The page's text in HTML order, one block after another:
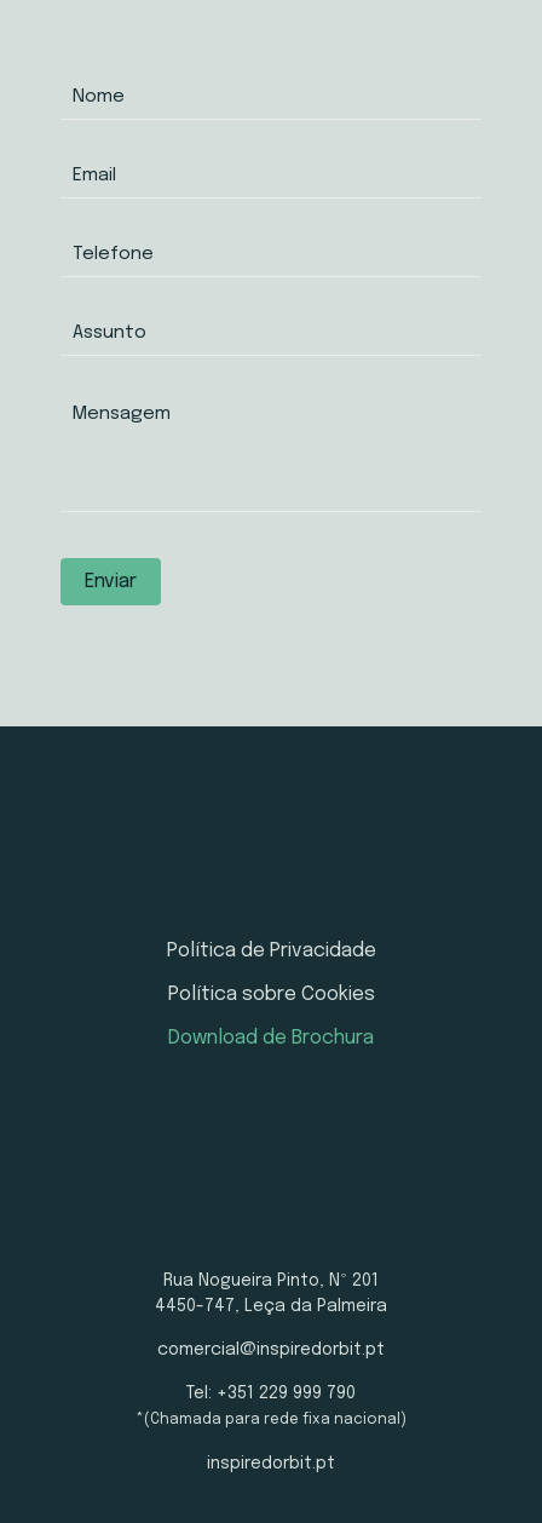
Política de Privacidade
Política sobre Cookies
Download de Brochura
Rua Nogueira Pinto, Nº 201
4450-747, Leça da Palmeira
comercial@inspiredorbit.pt
Tel: +351 229 999 790
*(Chamada para rede fixa nacional)
inspiredorbit.pt